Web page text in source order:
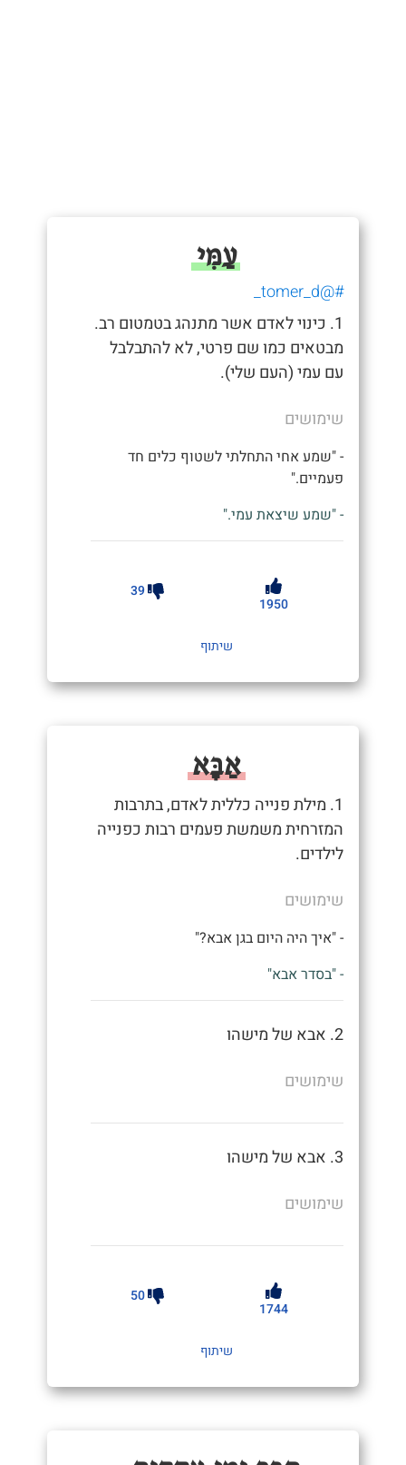
עַמִּי
#@tomer_d_
1. כינוי לאדם אשר מתנהג בטמטום רב.
מבטאים כמו שם פרטי, לא להתבלבל
עם עמי (העם שלי).
שימושים
- "שמע אחי התחלתי לשטוף כלים חד
פעמיים."
- "שמע שיצאת עמי."
1950
39
שיתוף
אַבָּא
1. מילת פנייה כללית לאדם, בתרבות
המזרחית משמשת פעמים רבות כפנייה
לילדים.
שימושים
- "איך היה היום בגן אבא?"
- "בסדר אבא"
2. אבא של מישהו
שימושים
3. אבא של מישהו
שימושים
1744
50
שיתוף